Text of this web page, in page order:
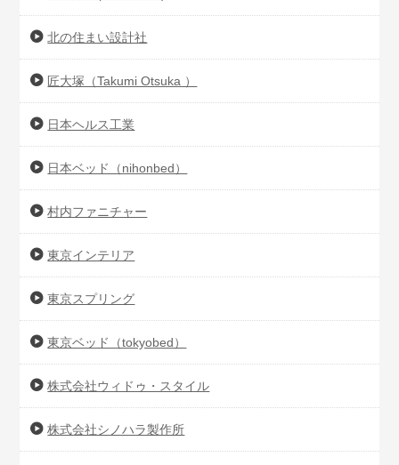
北の住まい設計社
匠大塚（Takumi Otsuka ）
日本ヘルス工業
日本ベッド（nihonbed）
村内ファニチャー
東京インテリア
東京スプリング
東京ベッド（tokyobed）
株式会社ウィドゥ・スタイル
株式会社シノハラ製作所